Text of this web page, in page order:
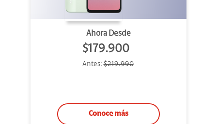
Ahora Desde
$179.900
Antes:$219.990
Conoce más